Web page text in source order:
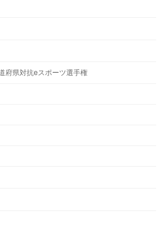
府県対抗eスポーツ選手権